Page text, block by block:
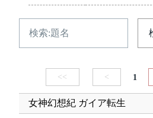
<< < 1
女神幻想紀 ガイア転生